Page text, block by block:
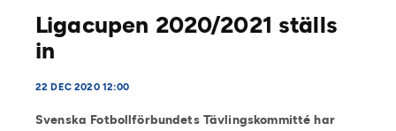
Ligacupen 2020/2021 ställs
in
22 DEC 2020 12:00
Svenska Fotbollförbundets Tävlingskommitté har